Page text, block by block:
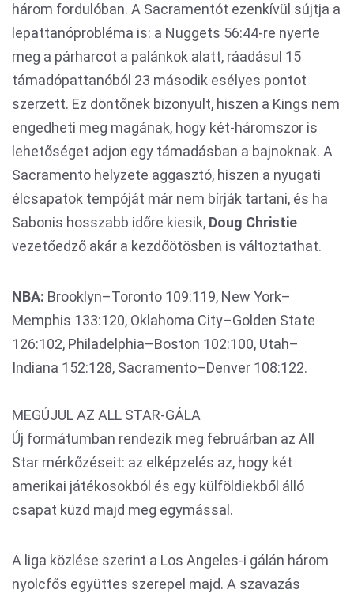
három fordulóban. A Sacramentót ezenkívül sújtja a
lepattanóprobléma is: a Nuggets 56:44-re nyerte
meg a párharcot a palánkok alatt, ráadásul 15
támadópattanóból 23 második esélyes pontot
szerzett. Ez döntőnek bizonyult, hiszen a Kings nem
engedheti meg magának, hogy két-háromszor is
lehetőséget adjon egy támadásban a bajnoknak. A
Sacramento helyzete aggasztó, hiszen a nyugati
élcsapatok tempóját már nem bírják tartani, és ha
Sabonis hosszabb időre kiesik, Doug Christie
vezetőedző akár a kezdőötösben is változtathat.
NBA: Brooklyn–Toronto 109:119, New York–
Memphis 133:120, Oklahoma City–Golden State
126:102, Philadelphia–Boston 102:100, Utah–
Indiana 152:128, Sacramento–Denver 108:122.
MEGÚJUL AZ ALL STAR-GÁLA
Új formátumban rendezik meg februárban az All
Star mérkőzéseit: az elképzelés az, hogy két
amerikai játékosokból és egy külföldiekből álló
csapat küzd majd meg egymással.
A liga közlése szerint a Los Angeles-i gálán három
nyolcfős együttes szerepel majd. A szavazás